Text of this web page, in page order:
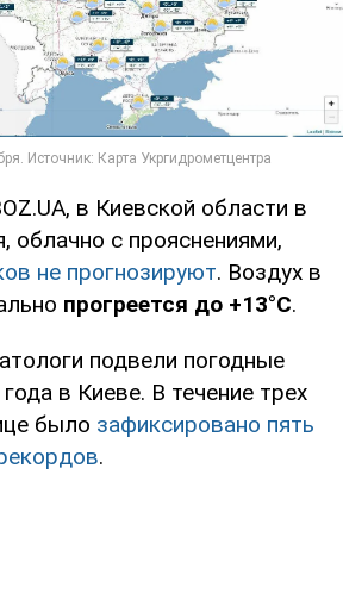
в Киевской области в
облачно с прояснениями,
не прогнозируют. Воздух в
прогреется до +13°С.
подвели погодные
в Киеве. В течение трех
было зафиксировано пять
.